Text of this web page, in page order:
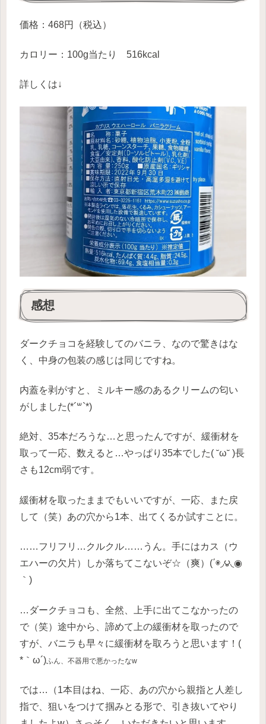
価格：468円（税込）
カロリー：100g当たり 516kcal
詳しくは↓
感想
ダークチョコを経験してのバニラ、なので驚きはな
く、中身の包装の感じは同じですね。
内蓋を剥がすと、ミルキー感のあるクリームの匂い
がしました(*´꒳`*)
絶対、35本だろうな…と思ったんですが、緩衝材を
取って一応、数えると…やっぱり35本でした( ˘ω˘ )長
さも12cm弱です。
緩衝材を取ったままでもいいですが、一応、また戻
して（笑）あの穴から1本、出てくるか試すことに。
……フリフリ…クルクル……うん。手にはカス（ウ
エハーの欠片）しか落ちてこないぞ☆（爽）(΄◉◞౪◟◉
｀)
…ダークチョコも、全然、上手に出てこなかったの
で（笑）途中から、諦めて上の緩衝材を取ったので
すが、バニラも早々に緩衝材を取ろうと思います！(
*｀ω´)ふん、不器用で悪かったなw
では…（1本目はね、一応、あの穴から親指と人差し
指で、狙いをつけて掴みとる形で、引き抜いてやり